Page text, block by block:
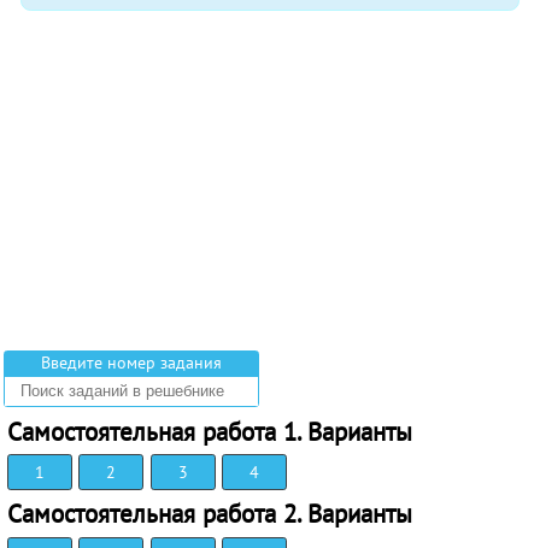
Введите номер задания
Самостоятельная работа 1. Варианты
1 2 3 4
Самостоятельная работа 2. Варианты